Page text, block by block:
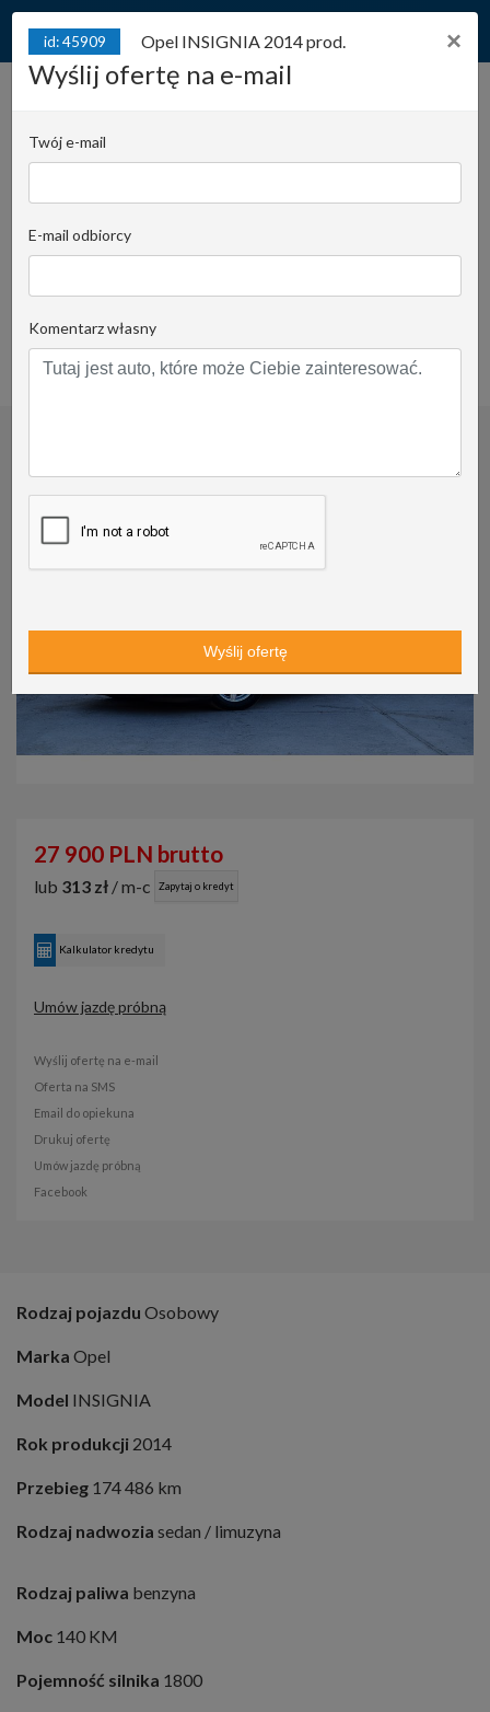
Bezwypadkowy! Zadbany!
Juliana Konstantego Ordona 2A - Biuro B |
Stanowisko:
+48 602 255 857
obserwuj
27 900 PLN brutto
lub 313 zł / m-c Zapytaj o kredyt
Kalkulator kredytu
Umów jazdę próbną
Wyślij ofertę na e-mail
Oferta na SMS
Email do opiekuna
Drukuj ofertę
Umów jazdę próbną
Facebook
Rodzaj pojazdu Osobowy
Marka Opel
Model INSIGNIA
Rok produkcji 2014
Przebieg 174 486 km
Rodzaj nadwozia sedan / limuzyna
Rodzaj paliwa benzyna
Moc 140 KM
Pojemność silnika 1800
×
id: 45909 Opel INSIGNIA 2014 prod.
Wyślij ofertę na e-mail
Twój e-mail
E-mail odbiorcy
Komentarz własny